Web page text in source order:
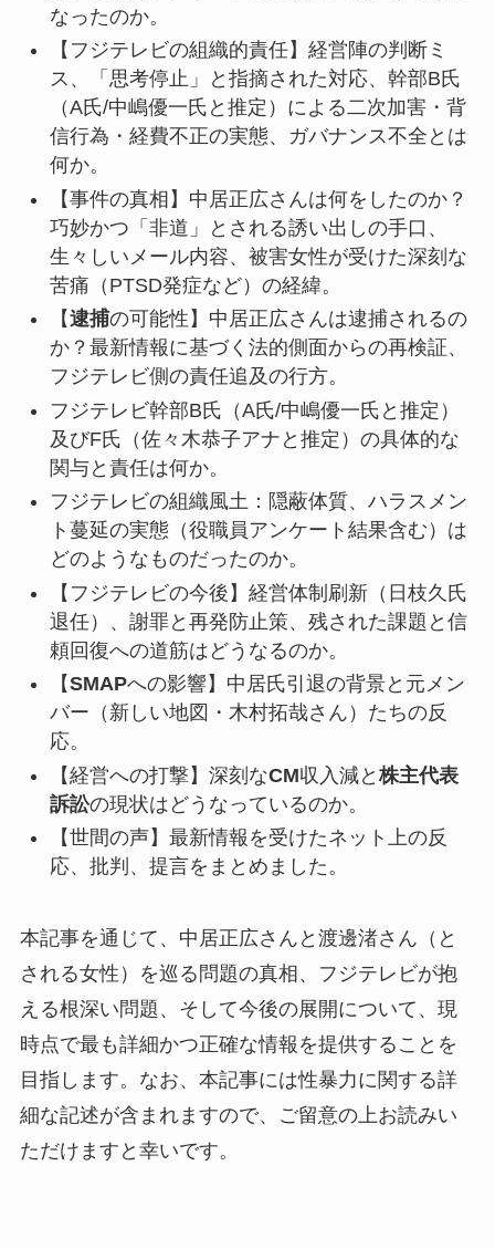
なったのか。
【フジテレビの組織的責任】経営陣の判断ミ
ス、「思考停止」と指摘された対応、幹部B氏
（A氏/中嶋優一氏と推定）による二次加害・背
信行為・経費不正の実態、ガバナンス不全とは
何か。
【事件の真相】中居正広さんは何をしたのか？
巧妙かつ「非道」とされる誘い出しの手口、
生々しいメール内容、被害女性が受けた深刻な
苦痛（PTSD発症など）の経緯。
【逮捕の可能性】中居正広さんは逮捕されるの
か？最新情報に基づく法的側面からの再検証、
フジテレビ側の責任追及の行方。
フジテレビ幹部B氏（A氏/中嶋優一氏と推定）
及びF氏（佐々木恭子アナと推定）の具体的な
関与と責任は何か。
フジテレビの組織風土：隠蔽体質、ハラスメン
ト蔓延の実態（役職員アンケート結果含む）は
どのようなものだったのか。
【フジテレビの今後】経営体制刷新（日枝久氏
退任）、謝罪と再発防止策、残された課題と信
頼回復への道筋はどうなるのか。
【SMAPへの影響】中居氏引退の背景と元メン
バー（新しい地図・木村拓哉さん）たちの反
応。
【経営への打撃】深刻なCM収入減と 株主代表
訴訟の現状はどうなっているのか。
【世間の声】最新情報を受けたネット上の反
応、批判、提言をまとめました。
本記事を通じて、中居正広さんと渡邊渚さん（と
される女性）を巡る問題の真相、フジテレビが抱
える根深い問題、そして今後の展開について、現
時点で最も詳細かつ正確な情報を提供することを
目指します。なお、本記事には性暴力に関する詳
細な記述が含まれますので、ご留意の上お読みい
ただけますと幸いです。